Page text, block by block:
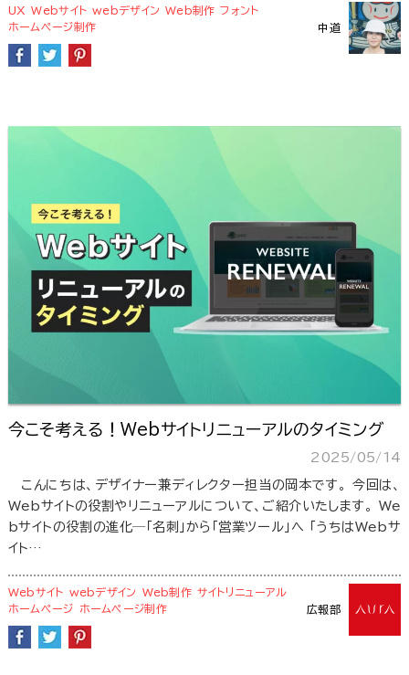
中道
UX Webサイト webデザイン Web制作 フォント
ホームページ制作
今こそ考える！Webサイトリニューアルのタイミング
2025/05/14
こんにちは、デザイナー兼ディレクター担当の岡本です。 今回は、
Webサイトの役割やリニューアルについて、ご紹介いたします。 We
bサイトの役割の進化─「名刺」から「営業ツール」へ 「うちはWebサ
イト…
広報部
Webサイト webデザイン Web制作 サイトリニューアル
ホームページ
ホームページ制作